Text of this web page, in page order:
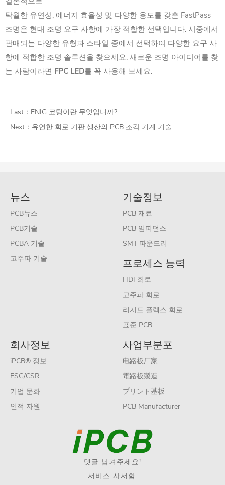
탁월한 유연성, 에너지 효율성 및 다양한 용도를 갖춘 FastPass
조명은 현대 조명 요구 사항에 가장 적합한 선택입니다. 시중에서
판매되는 다양한 유형과 스타일 중에서 선택하여 다양한 요구 사
항에 적합한 조명 솔루션을 찾으세요. 새로운 조명 아이디어를 찾
는 사람이라면 FPC LED를 꼭 사용해 보세요.
Last： ENIG 코팅이란 무엇입니까?
Next： 유연한 회로 기판 생산의 PCB 조각 기계 기술
뉴스
PCB뉴스
PCB기술
PCBA 기술
고주파 기술
기술정보
PCB 재료
PCB 임피던스
SMT 파운드리
프로세스 능력
HDI 회로
고주파 회로
리지드 플렉스 회로
표준 PCB
회사정보
iPCB® 정보
ESG/CSR
기업 문화
인적 자원
사업부분포
电路板厂家
電路板製造
プリント基板
PCB Manufacturer
댓글 남겨주세요!
서비스 사서함: